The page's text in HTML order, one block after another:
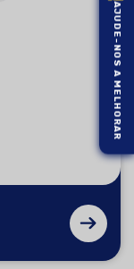
AJUDE-NOS A MELHORAR